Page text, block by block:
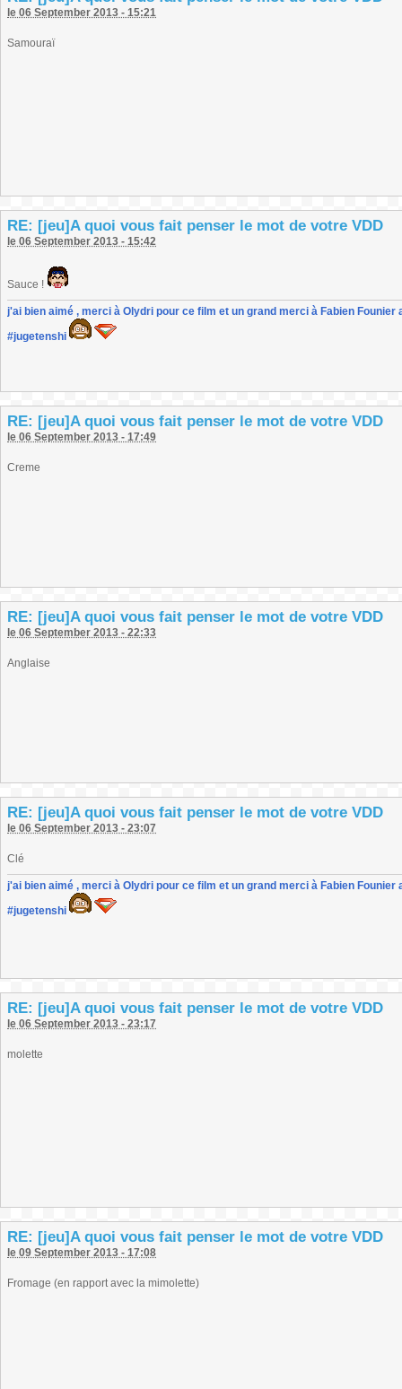
le 06 September 2013 - 15:21
Samouraï
RE: [jeu]A quoi vous fait penser le mot de votre VDD
le 06 September 2013 - 15:42
Sauce !
j'ai bien aimé , merci à Olydri pour ce film et un grand merci à Fabien
#jugetenshi
RE: [jeu]A quoi vous fait penser le mot de votre VDD
le 06 September 2013 - 17:49
Creme
RE: [jeu]A quoi vous fait penser le mot de votre VDD
le 06 September 2013 - 22:33
Anglaise
RE: [jeu]A quoi vous fait penser le mot de votre VDD
le 06 September 2013 - 23:07
Clé
j'ai bien aimé , merci à Olydri pour ce film et un grand merci à Fabien
#jugetenshi
RE: [jeu]A quoi vous fait penser le mot de votre VDD
le 06 September 2013 - 23:17
molette
RE: [jeu]A quoi vous fait penser le mot de votre VDD
le 09 September 2013 - 17:08
Fromage (en rapport avec la mimolette)